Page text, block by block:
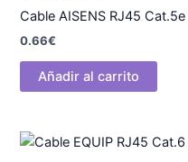
Cable AISENS RJ45
0.66€
Añadir al carrito